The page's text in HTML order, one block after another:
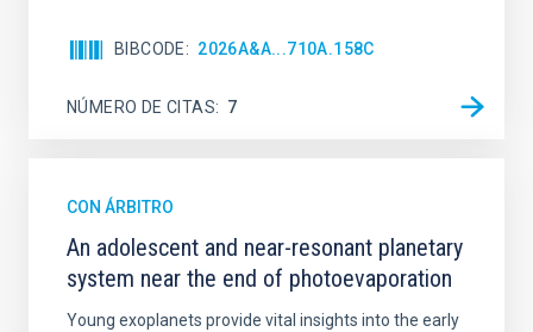
BIBCODE 2026A&A...710A.158C
NÚMERO DE CITAS 7
CON ÁRBITRO
An adolescent and near-resonant planetary
system near the end of photoevaporation
Young exoplanets provide vital insights into the early